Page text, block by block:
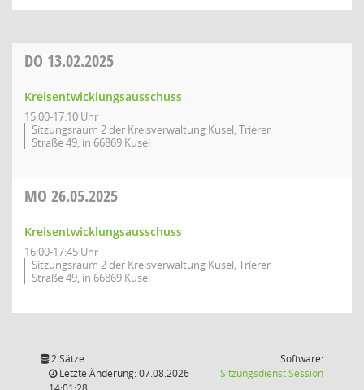
DO 13.02.2025
Kreisentwicklungsausschuss
15:00-17:10 Uhr
Sitzungsraum 2 der Kreisverwaltung Kusel, Trierer
Straße 49, in 66869 Kusel
MO 26.05.2025
Kreisentwicklungsausschuss
16:00-17:45 Uhr
Sitzungsraum 2 der Kreisverwaltung Kusel, Trierer
Straße 49, in 66869 Kusel
2 Sätze
Letzte Änderung: 07.08.2026
Software:
SitzungsdienstSession(Wird in